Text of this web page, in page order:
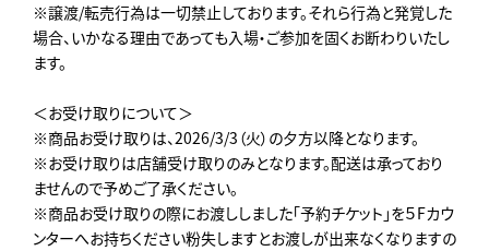
※譲渡/転売行為は一切禁止しております。それら行為と発覚した
場合、いかなる理由であっても入場・ご参加を固くお断わりいたし
ます。
＜お受け取りについて＞
※商品お受け取りは、2026/3/3（火）の夕方以降となります。
※お受け取りは店舗受け取りのみとなります。配送は承っており
ませんので予めご了承ください。
※商品お受け取りの際にお渡ししました「予約チケット」を５Fカウ
ンターへお持ちください粉失しますとお渡しが出来なくなりますの